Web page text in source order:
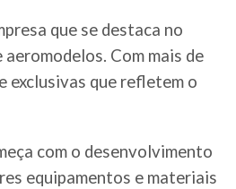
que se destaca no
Com mais de
exclusivas que refletem o
com o desenvolvimento
equipamentos e materiais